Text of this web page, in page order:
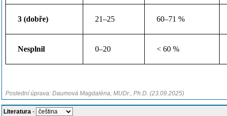
3 (dobře) 21–25 60–71 %
Nesplnil 0–20 < 60 %
Poslední úprava: Daumová Magdaléna, MUDr., Ph.D. (23.09.2025)
Literatura -